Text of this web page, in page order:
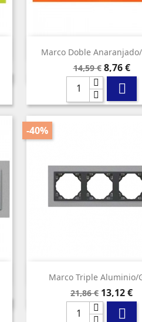
Marco Doble
Precio
base
14,59 € Precio
8,76 €

 Vista rápida
Marco Triple Aluminio/
Precio
base
21,86 €
-40%
Precio
13,12 €

 Vista rápida